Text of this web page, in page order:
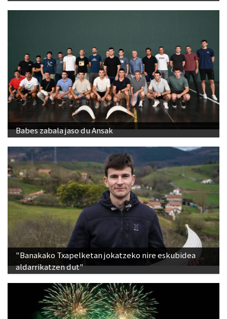
Babes zabala jaso du Ansak
"Banakako Txapelketan jokatzeko nire eskubidea
aldarrikatzen dut"